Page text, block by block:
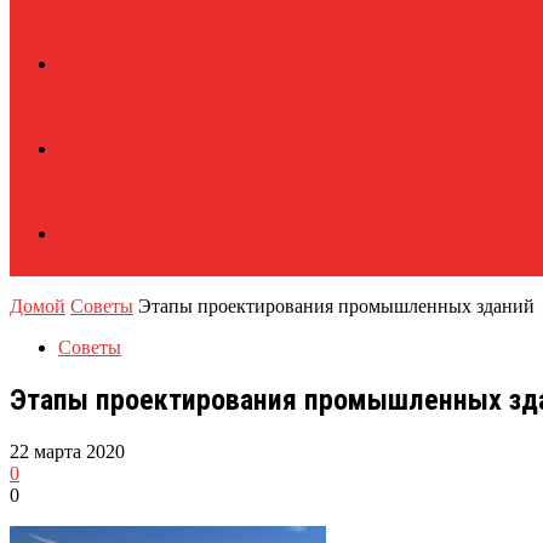
Домой Советы Этапы проектирования промышленных зданий
Советы
Этапы проектирования промышленных
22 марта 2020
0
0